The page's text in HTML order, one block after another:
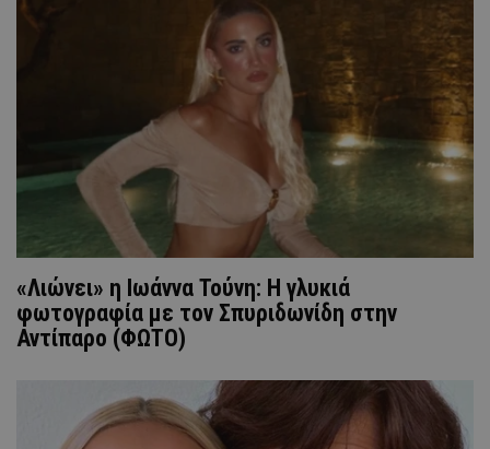
«Λιώνει» η Ιωάννα Τούνη: Η γλυκιά
φωτογραφία με τον Σπυριδωνίδη στην
Αντίπαρο (ΦΩΤΟ)